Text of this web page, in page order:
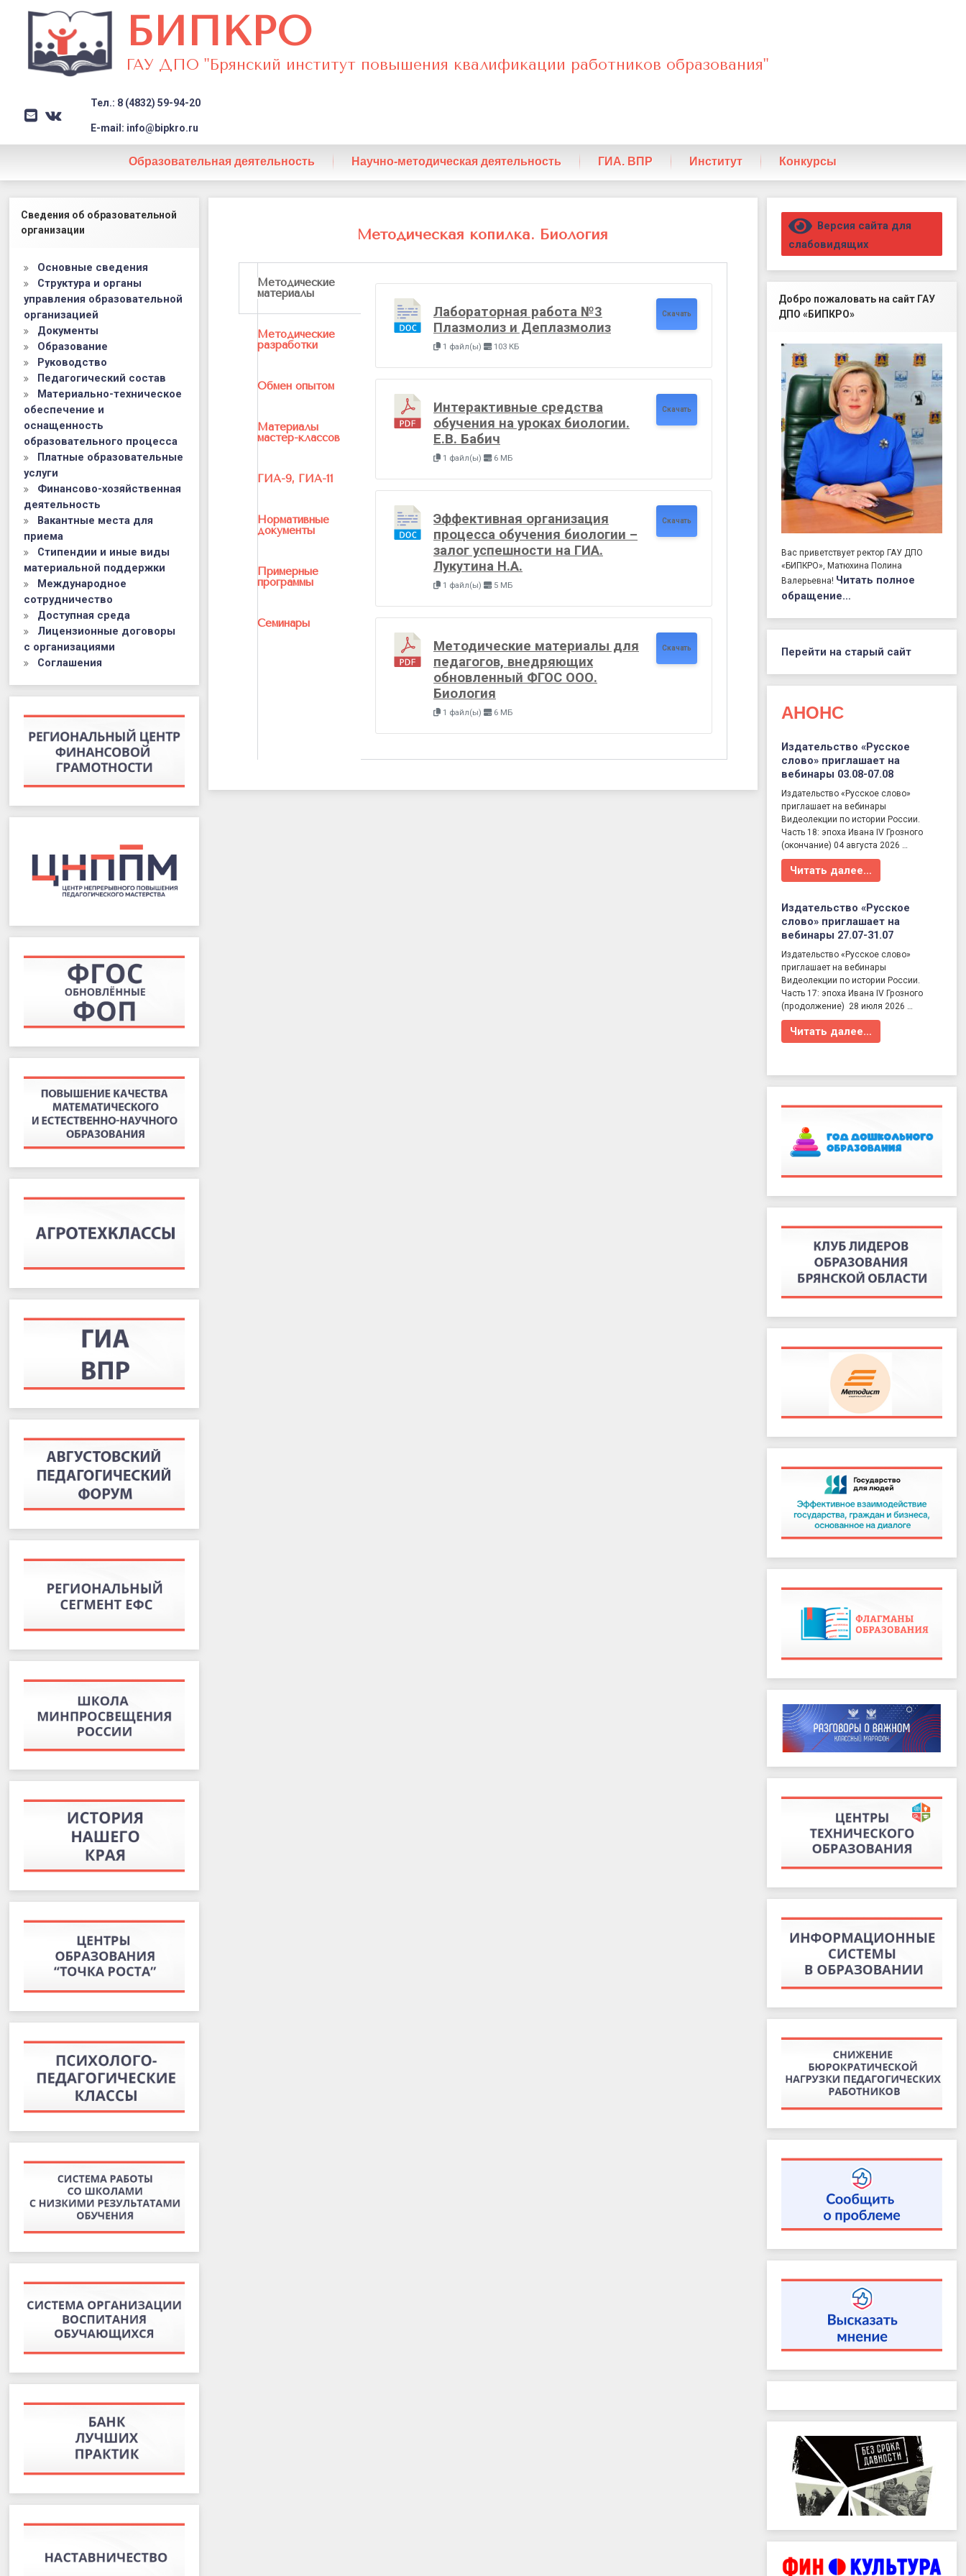
БИПКРО
ГАУ ДПО "Брянский институт повышения квалификации работников образования"
E-mail
VK Заголовок сайта → второстепенный
Тел.: 8 (4832) 59-94-20
E-mail: info@bipkro.ru
Образовательная деятельность Научно-методическая деятельность ГИА. ВПР Институт Конкурсы
Биология
Методическая копилка. Биология
Методические
материалы
Методические
разработки
Обмен опытом
Материалы
мастер-классов
ГИА-9, ГИА-11
Нормативные
документы
Примерные
программы
Семинары
Лабораторная работа №3
Плазмолиз и Деплазмолиз
1 файл(ы) 103 КБ
Скачать
Интерактивные средства
обучения на уроках биологии.
Е.В. Бабич
1 файл(ы) 6 МБ
Скачать
Эффективная организация
процесса обучения биологии –
залог успешности на ГИА.
Лукутина Н.А.
1 файл(ы) 5 МБ
Скачать
Методические материалы для
педагогов, внедряющих
обновленный ФГОС ООО.
Биология
1 файл(ы) 6 МБ
Скачать
Левый сайдбар
Сведения об образовательной
организации
Основные сведения
Структура и органы
управления образовательной
организацией
Документы
Образование
Руководство
Педагогический состав
Материально-техническое
обеспечение и
оснащенность
образовательного процесса
Платные образовательные
услуги
Финансово-хозяйственная
деятельность
Вакантные места для
приема
Стипендии и иные виды
материальной поддержки
Международное
сотрудничество
Доступная среда
Лицензионные договоры
с организациями
Соглашения
Правый сайдбар
Версия сайта для
слабовидящих
Добро пожаловать на сайт ГАУ
ДПО «БИПКРО»
Вас приветствует ректор ГАУ ДПО
«БИПКРО», Матюхина Полина
Валерьевна! Читать полное
обращение…
Перейти на старый сайт
АНОНС
Издательство «Русское
слово» приглашает на
вебинары 03.08-07.08
Издательство «Русское слово»
приглашает на вебинары
Видеолекции по истории России.
Часть 18: эпоха Ивана IV Грозного
(окончание) 04 августа 2026 …
Читать далее…
Издательство «Русское
слово» приглашает на
вебинары 27.07-31.07
Издательство «Русское слово»
приглашает на вебинары
Видеолекции по истории России.
Часть 17: эпоха Ивана IV Грозного
(продолжение) 28 июля 2026 …
Читать далее…